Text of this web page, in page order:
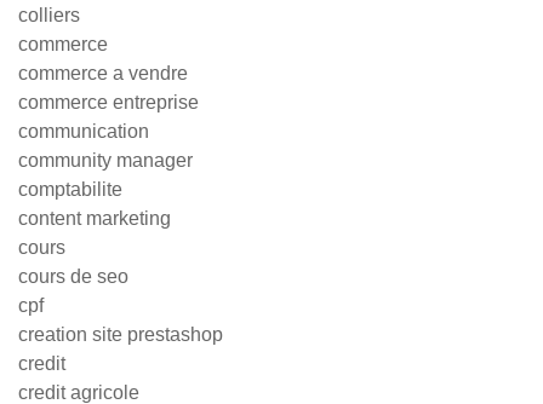
colliers
commerce
commerce a vendre
commerce entreprise
communication
community manager
comptabilite
content marketing
cours
cours de seo
cpf
creation site prestashop
credit
credit agricole